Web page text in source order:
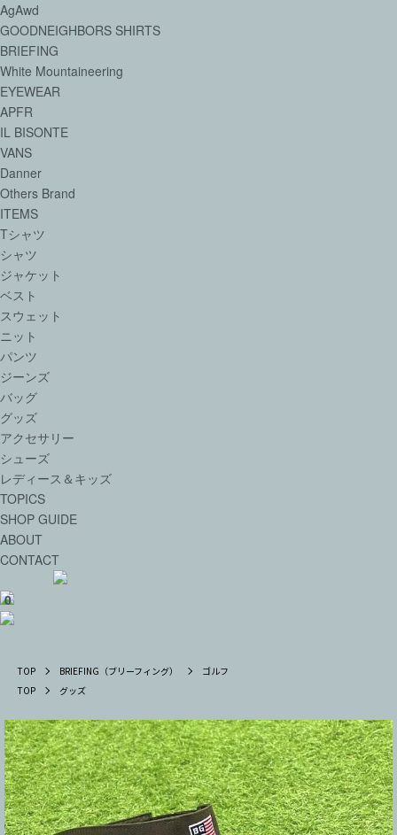
AgAwd
GOODNEIGHBORS SHIRTS
BRIEFING
White Mountaineering
EYEWEAR
APFR
IL BISONTE
VANS
Danner
Others Brand
ITEMS
Tシャツ
シャツ
ジャケット
ベスト
スウェット
ニット
パンツ
ジーンズ
バッグ
グッズ
アクセサリー
シューズ
レディース＆キッズ
TOPICS
SHOP GUIDE
ABOUT
CONTACT
0
TOP BRIEFING（ブリーフィング）
ゴルフ
TOP
グッズ